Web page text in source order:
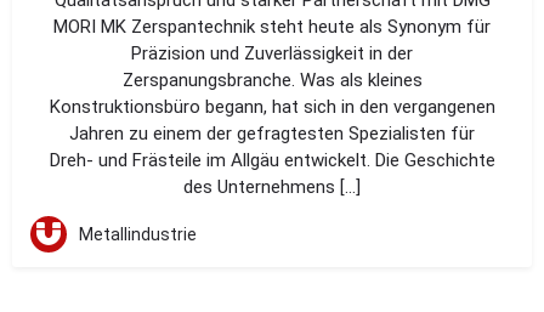
MORI MK Zerspantechnik steht heute als Synonym für
Präzision und Zuverlässigkeit in der
Zerspanungsbranche. Was als kleines
Konstruktionsbüro begann, hat sich in den vergangenen
Jahren zu einem der gefragtesten Spezialisten für
Dreh- und Frästeile im Allgäu entwickelt. Die Geschichte
des Unternehmens […]
Metallindustrie